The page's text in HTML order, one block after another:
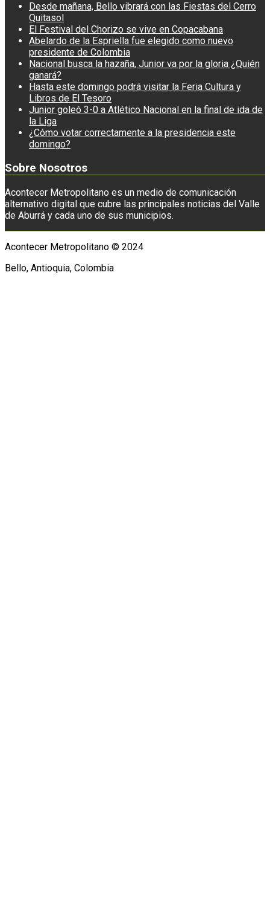
Desde mañana, Bello vibrará con las Fiestas del Cerro
Quitasol
El Festival del Chorizo se vive en Copacabana
Abelardo de la Espriella fue elegido como nuevo
presidente de Colombia
Nacional busca la hazaña, Junior va por la gloria ¿Quién
ganará?
Hasta este domingo podrá visitar la Feria Cultura y
Libros de El Tesoro
Junior goleó 3-0 a Atlético Nacional en la final de ida de
la Liga
¿Cómo votar correctamente a la presidencia este
domingo?
Sobre Nosotros
Acontecer Metropolitano es un medio de comunicación
alternativo digital que cubre las principales noticias del Valle
de Aburrá y cada uno de sus municipios.
Acontecer Metropolitano © 2024
Bello, Antioquia, Colombia